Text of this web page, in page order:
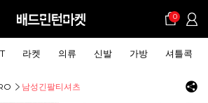
0
라켓 의류 신발 가방 셔틀콕
남성긴팔티셔츠